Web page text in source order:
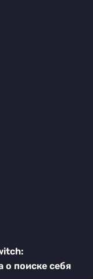
о поиске себя